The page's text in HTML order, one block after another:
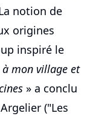
notion de
origines
inspiré le
à mon village et
» a conclu
("Les